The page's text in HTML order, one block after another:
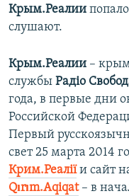
Крым.Реалии
слушают.
Крым.Реалии –
службы Радіо
года, в первые дни
Российской
Первый
свет 25 марта 2014
Крим.Реаліїи сайт
Qırım.Aqiqat– в